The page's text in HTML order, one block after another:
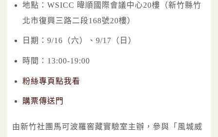
地點：WSICC 暐順國際會議中心20樓（新竹縣竹
北市復興三路二段168號20樓）
日期：9/16（六）、9/17（日）
時間：13:00-19:00
粉絲專頁點我看
購票傳送門
由新竹社團馬可波羅窖藏實驗室主辦，參與「風城威